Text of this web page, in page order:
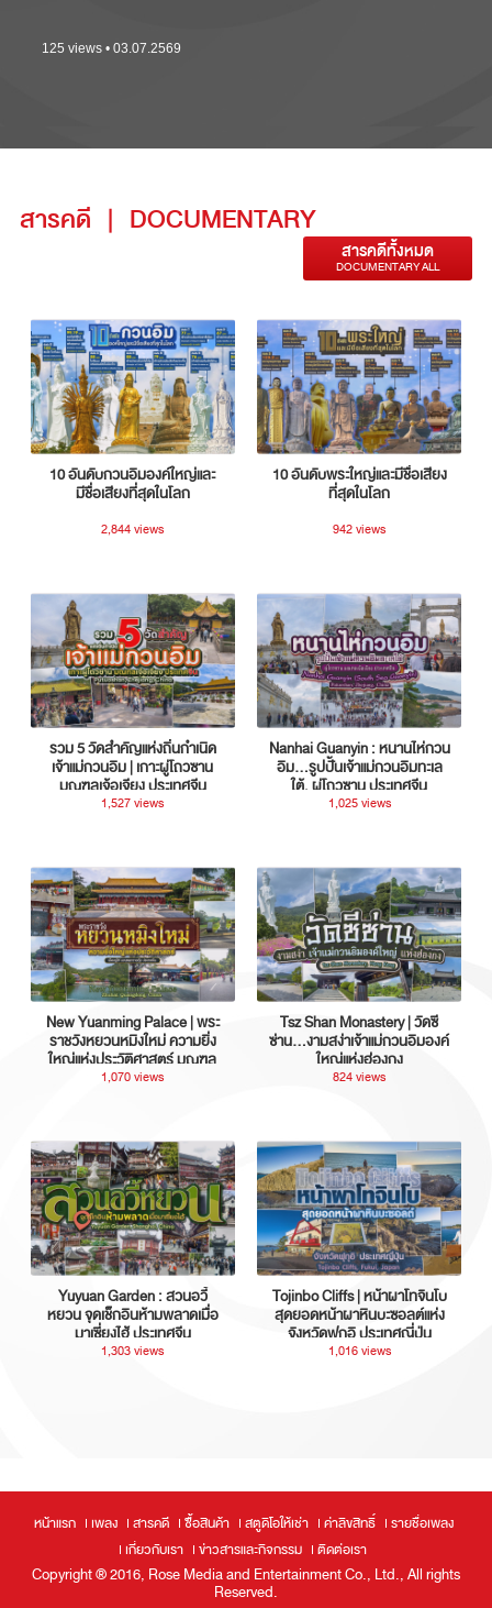
125 views • 03.07.2569
สารคดี | DOCUMENTARY
สารคดีทั้งหมด
DOCUMENTARY ALL
10 อันดับกวนอิมองค์ใหญ่และ
มีชื่อเสียงที่สุดในโลก
2,844 views
10 อันดับพระใหญ่และมีชื่อเสียง
ที่สุดในโลก
942 views
รวม 5 วัดสำคัญแห่งถิ่นกำเนิด
เจ้าแม่กวนอิม | เกาะผู่โถวซาน
มณฑลเจ้อเจียง ประเทศจีน
1,527 views
Nanhai Guanyin : หนานไห่กวน
อิม...รูปปั้นเจ้าแม่กวนอิมทะเล
ใต้, ผู่โถวซาน ประเทศจีน
1,025 views
New Yuanming Palace | พระ
ราชวังหยวนหมิงใหม่ ความยิ่ง
ใหญ่แห่งประวัติศาสตร์ มณฑล
กวางตุ้ง ประเทศจีน
1,070 views
Tsz Shan Monastery | วัดซี
ซ่าน…งามสง่าเจ้าแม่กวนอิมองค์
ใหญ่แห่งฮ่องกง
824 views
Yuyuan Garden : สวนอวี้
หยวน จุดเช็กอินห้ามพลาดเมื่อ
มาเซี่ยงไฮ้ ประเทศจีน
1,303 views
Tojinbo Cliffs | หน้าผาโทจินโบ
สุดยอดหน้าผาหินบะซอลต์แห่ง
จังหวัดฟุกุอิ ประเทศญี่ปุ่น
1,016 views
หน้าแรก เพลง สารคดี ซื้อสินค้า สตูดิโอให้เช่า ค่าลิขสิทธิ์
รายชื่อเพลง
เกี่ยวกับเรา
ข่าวสารและกิจกรรม ติดต่อเรา
Copyright ® 2016, Rose Media and Entertainment Co., Ltd., All rights
Reserved.